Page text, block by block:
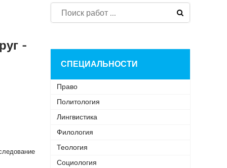
-
СПЕЦИАЛЬНОСТИ
Право
Политология
Лингвистика
Филология
Теология
Социология